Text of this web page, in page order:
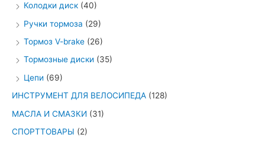
Колодки диск (40)
Ручки тормоза (29)
Тормоз V-brake (26)
Тормозные диски (35)
Цепи (69)
ИНСТРУМЕНТ ДЛЯ ВЕЛОСИПЕДА (128)
МАСЛА И СМАЗКИ (31)
СПОРТТОВАРЫ (2)